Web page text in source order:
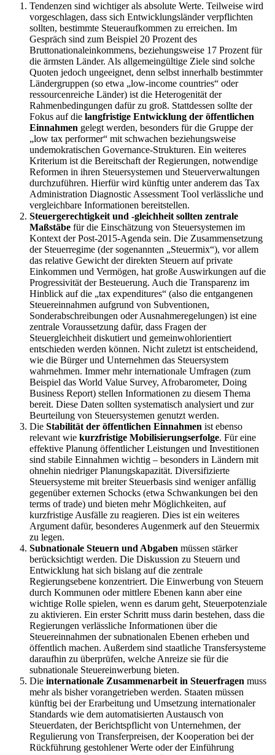
Tendenzen sind wichtiger als absolute Werte. Teilweise wird
vorgeschlagen, dass sich Entwicklungsländer verpflichten
sollten, bestimmte Steueraufkommen zu erreichen. Im
Gespräch sind zum Beispiel 20 Prozent des
Bruttonationaleinkommens, beziehungsweise 17 Prozent für
die ärmsten Länder. Als allgemeingültige Ziele sind solche
Quoten jedoch ungeeignet, denn selbst innerhalb bestimmter
Ländergruppen (so etwa „low-income countries“ oder
ressourcenreiche Länder) ist die Heterogenität der
Rahmenbedingungen dafür zu groß. Stattdessen sollte der
Fokus auf die langfristige Entwicklung der öffentlichen
Einnahmen gelegt werden, besonders für die Gruppe der
„low tax performer“ mit schwachen beziehungsweise
undemokratischen Governance-Strukturen. Ein weiteres
Kriterium ist die Bereitschaft der Regierungen, notwendige
Reformen in ihren Steuersystemen und Steuerverwaltungen
durchzuführen. Hierfür wird künftig unter anderem das Tax
Administration Diagnostic Assessment Tool verlässliche und
vergleichbare Informationen bereitstellen.
Steuergerechtigkeit und -gleichheit sollten zentrale
Maßstäbe für die Einschätzung von Steuersystemen im
Kontext der Post-2015-Agenda sein. Die Zusammensetzung
der Steuerregime (der sogenannten „Steuermix“), vor allem
das relative Gewicht der direkten Steuern auf private
Einkommen und Vermögen, hat große Auswirkungen auf die
Progressivität der Besteuerung. Auch die Transparenz im
Hinblick auf die „tax expenditures“ (also die entgangenen
Steuereinnahmen aufgrund von Subventionen,
Sonderabschreibungen oder Ausnahmeregelungen) ist eine
zentrale Voraussetzung dafür, dass Fragen der
Steuergleichheit diskutiert und gemeinwohlorientiert
entschieden werden können. Nicht zuletzt ist entscheidend,
wie die Bürger und Unternehmen das Steuersystem
wahrnehmen. Immer mehr internationale Umfragen (zum
Beispiel das World Value Survey, Afrobarometer, Doing
Business Report) stellen Informationen zu diesem Thema
bereit. Diese Daten sollten systematisch analysiert und zur
Beurteilung von Steuersystemen genutzt werden.
Die Stabilität der öffentlichen Einnahmen ist ebenso
relevant wie kurzfristige Mobilisierungserfolge. Für eine
effektive Planung öffentlicher Leistungen und Investitionen
sind stabile Einnahmen wichtig – besonders in Ländern mit
ohnehin niedriger Planungskapazität. Diversifizierte
Steuersysteme mit breiter Steuerbasis sind weniger anfällig
gegenüber externen Schocks (etwa Schwankungen bei den
terms of trade) und bieten mehr Möglichkeiten, auf
kurzfristige Ausfälle zu reagieren. Dies ist ein weiteres
Argument dafür, besonderes Augenmerk auf den Steuermix
zu legen.
Subnationale Steuern und Abgaben müssen stärker
berücksichtigt werden. Die Diskussion zu Steuern und
Entwicklung hat sich bislang auf die zentrale
Regierungsebene konzentriert. Die Einwerbung von Steuern
durch Kommunen oder mittlere Ebenen kann aber eine
wichtige Rolle spielen, wenn es darum geht, Steuerpotenziale
zu aktivieren. Ein erster Schritt muss darin bestehen, dass die
Regierungen verlässliche Informationen über die
Steuereinnahmen der subnationalen Ebenen erheben und
öffentlich machen. Außerdem sind staatliche Transfersysteme
daraufhin zu überprüfen, welche Anreize sie für die
subnationale Steuereinwerbung bieten.
Die internationale Zusammenarbeit in Steuerfragen muss
mehr als bisher vorangetrieben werden. Staaten müssen
künftig bei der Erarbeitung und Umsetzung internationaler
Standards wie dem automatisierten Austausch von
Steuerdaten, der Berichtspflicht von Unternehmen, der
Regulierung von Transferpreisen, der Kooperation bei der
Rückführung gestohlener Werte oder der Einführung